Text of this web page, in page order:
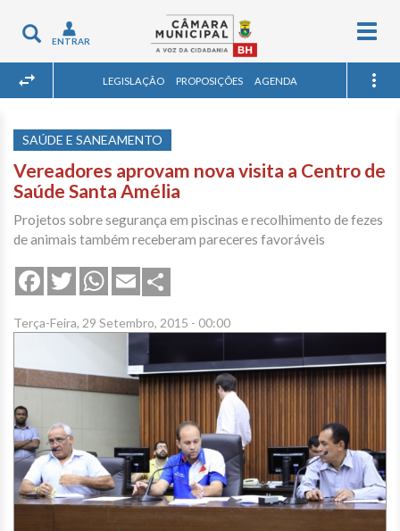
Toggle
navigation
ENTRAR
LEGISLAÇÃO PROPOSIÇÕES AGENDA
SAÚDE E SANEAMENTO
Vereadores aprovam nova visita a Centro de
Saúde Santa Amélia
Projetos sobre segurança em piscinas e recolhimento de fezes
de animais também receberam pareceres favoráveis
FacebookTwitterWhatsApp
Email
Terça-Feira, 29 Setembro, 2015 - 00:00